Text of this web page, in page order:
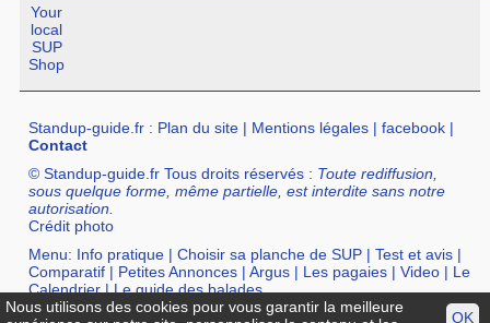
Your
local
SUP
Shop
Standup-guide.fr : Plan du site | Mentions légales |facebook |
Contact
© Standup-guide.fr Tous droits réservés : Toute rediffusion,
sous quelque forme, même partielle, est interdite sans notre
autorisation.
Crédit photo
Menu: Info pratique |Choisir sa planche de SUP |Test et avis |
Comparatif | Petites Annonces |Argus | Les pagaies |Video | Le
Calendrier|Le guide des balades
Annuaire : SurfShop et Magasins pour acheter un SUP PointsOK
Nous utilisons des cookies pour vous garantir la meilleure